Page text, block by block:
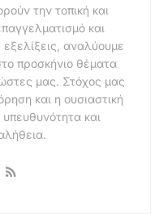
την τοπική και
και
αναλύουμε
προσκήνιο θέματα
μας. Στόχος μας
και η ουσιαστική
και